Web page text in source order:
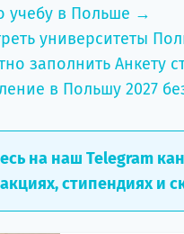
учебу в Польше →
университеты
заполнить Анкету
в Польшу 2027
на наш Telegram
стипендиях и